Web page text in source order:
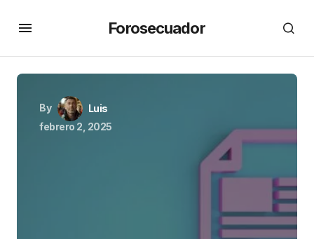
Forosecuador
By
Luis
febrero 2, 2025